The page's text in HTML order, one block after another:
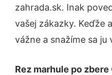
zahrada.sk. Inak
vašej zákazky. Keďže
vážne a snažíme sa
Rez marhule po